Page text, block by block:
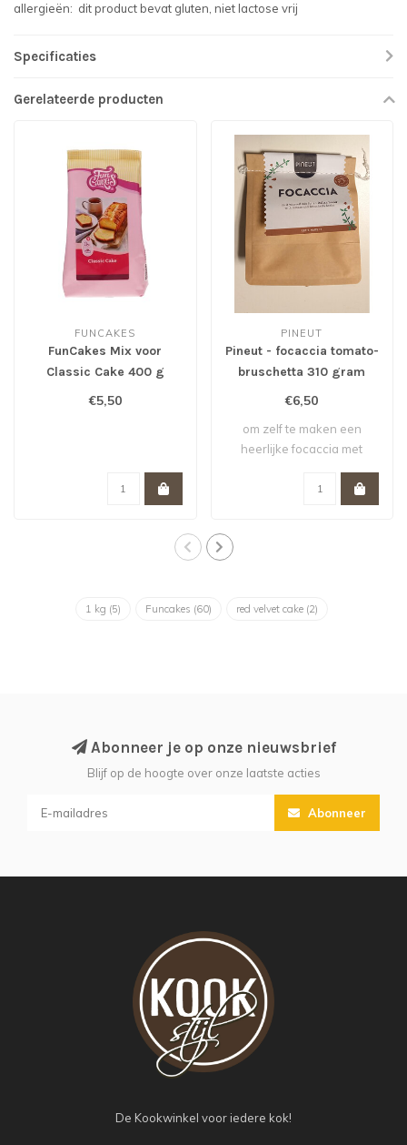
allergieën: dit product bevat gluten, niet lactose vrij
Specificaties
Gerelateerde producten
FUNCAKES
FunCakes Mix voor
Classic Cake 400 g
€5,50
PINEUT
Pineut - focaccia tomato-
bruschetta 310 gram
€6,50
om zelf te maken een
heerlijke focaccia met
1 kg (5) Funcakes (60) red velvet cake (2)
Abonneer je op onze nieuwsbrief
Blijf op de hoogte over onze laatste acties
Abonneer
De Kookwinkel voor iedere kok!